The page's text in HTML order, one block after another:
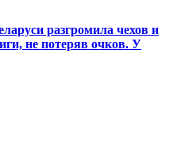
разгромила чехов и
не потеряв очков. У